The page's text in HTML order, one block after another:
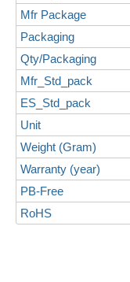
Mfr Package
Packaging
Qty/Packaging
Mfr_Std_pack
ES_Std_pack
Unit
Weight (Gram)
Warranty (year)
PB-Free
RoHS